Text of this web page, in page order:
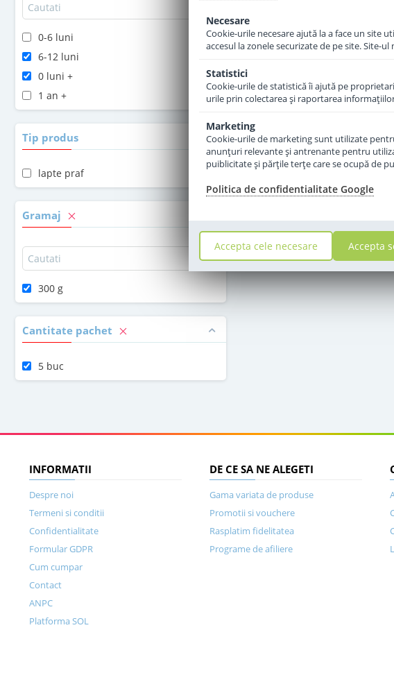
0-6 luni
6-12 luni
0 luni +
1 an +
Tip produs
lapte praf
Gramaj
300 g
Cantitate pachet
5 buc
INFORMATII
Despre noi
Termeni si conditii
Confidentialitate
Formular GDPR
Cum cumpar
Contact
ANPC
Platforma SOL
DE CE SA NE ALEGETI
Gama variata de produse
Promotii si vouchere
Rasplatim fidelitatea
Programe de afiliere
Necesare
Cookie-urile necesare ajută la a face un site
accesul la zonele securizate de pe site. Site-
Statistici
Cookie-urile de statistică îi ajută pe
urile prin colectarea şi raportarea
Marketing
Cookie-urile de marketing sunt utilizate
anunţuri relevante şi antrenante pentru
puiblicitate şi părţile terţe care se ocupă de
Politica de confidentialitate Google
Accepta cele necesare Accepta